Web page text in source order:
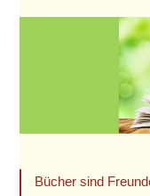
Bücher sind